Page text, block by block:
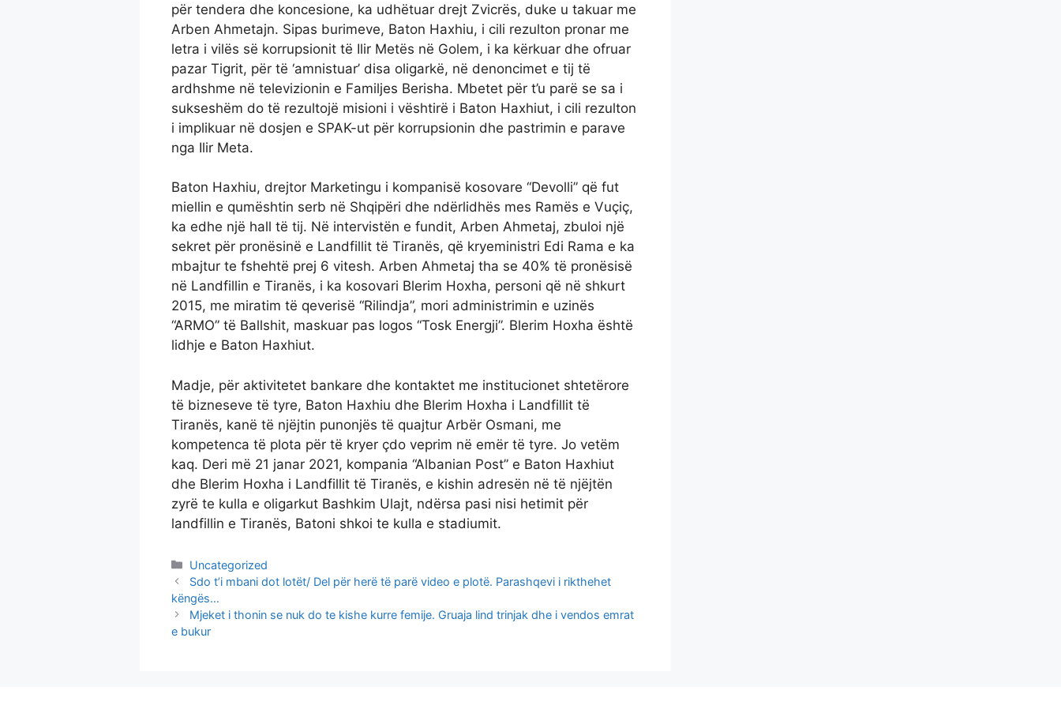
për tendera dhe koncesione, ka udhëtuar drejt Zvicrës, duke u takuar me
Arben Ahmetajn. Sipas burimeve, Baton Haxhiu, i cili rezulton pronar me
letra i vilës së korrupsionit të Ilir Metës në Golem, i ka kërkuar dhe ofruar
pazar Tigrit, për të ‘amnistuar’ disa oligarkë, në denoncimet e tij të
ardhshme në televizionin e Familjes Berisha. Mbetet për t’u parë se sa i
sukseshëm do të rezultojë misioni i vështirë i Baton Haxhiut, i cili rezulton
i implikuar në dosjen e SPAK-ut për korrupsionin dhe pastrimin e parave
nga Ilir Meta.
Baton Haxhiu, drejtor Marketingu i kompanisë kosovare “Devolli” që fut
miellin e qumështin serb në Shqipëri dhe ndërlidhës mes Ramës e Vuçiç,
ka edhe një hall të tij. Në intervistën e fundit, Arben Ahmetaj, zbuloi një
sekret për pronësinë e Landfillit të Tiranës, që kryeministri Edi Rama e ka
mbajtur te fshehtë prej 6 vitesh. Arben Ahmetaj tha se 40% të pronësisë
në Landfillin e Tiranës, i ka kosovari Blerim Hoxha, personi që në shkurt
2015, me miratim të qeverisë “Rilindja”, mori administrimin e uzinës
“ARMO” të Ballshit, maskuar pas logos “Tosk Energji”. Blerim Hoxha është
lidhje e Baton Haxhiut.
Madje, për aktivitetet bankare dhe kontaktet me institucionet shtetërore
të bizneseve të tyre, Baton Haxhiu dhe Blerim Hoxha i Landfillit të
Tiranës, kanë të njëjtin punonjës të quajtur Arbër Osmani, me
kompetenca të plota për të kryer çdo veprim në emër të tyre. Jo vetëm
kaq. Deri më 21 janar 2021, kompania “Albanian Post” e Baton Haxhiut
dhe Blerim Hoxha i Landfillit të Tiranës, e kishin adresën në të njëjtën
zyrë te kulla e oligarkut Bashkim Ulajt, ndërsa pasi nisi hetimit për
landfillin e Tiranës, Batoni shkoi te kulla e stadiumit.
Categories
Uncategorized
Sdo t’i mbani dot lotët/ Del për herë të parë video e plotë. Parashqevi i rikthehet
këngës…
Mjeket i thonin se nuk do te kishe kurre femije. Gruaja lind trinjak dhe i vendos emrat
e bukur